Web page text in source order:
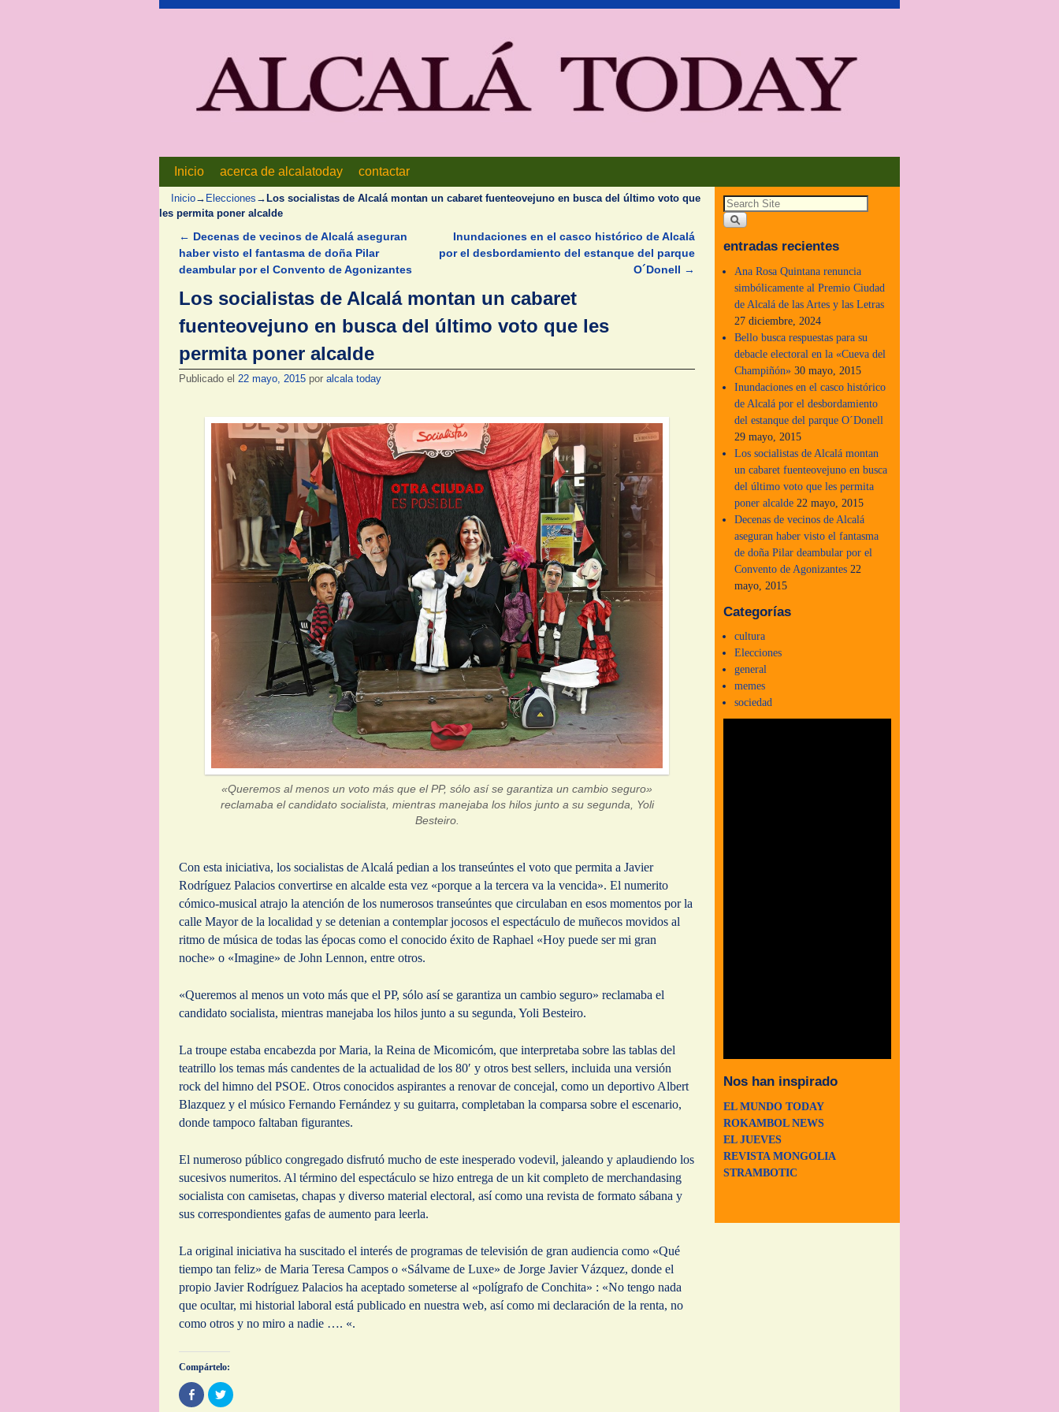
Ir al contenido principal
Ir al contenido secundario
Inicio acerca de alcalatoday contactar
Inicio→ Elecciones → Los socialistas de Alcalá montan un cabaret fuenteovejuno en busca del último voto que
les permita poner alcalde
Navegador de artículos
← Decenas de vecinos de Alcalá aseguran
haber visto el fantasma de doña Pilar
deambular por el Convento de Agonizantes
Inundaciones en el casco histórico de Alcalá
por el desbordamiento del estanque del parque
O´Donell →
Los socialistas de Alcalá montan un cabaret
fuenteovejuno en busca del último voto que les
permita poner alcalde
Publicado el 22 mayo, 2015 por alcala today
«Queremos al menos un voto más que el PP, sólo así se garantiza un cambio seguro»
reclamaba el candidato socialista, mientras manejaba los hilos junto a su segunda, Yoli
Besteiro.
Con esta iniciativa, los socialistas de Alcalá pedian a los transeúntes el voto que permita a Javier
Rodríguez Palacios convertirse en alcalde esta vez «porque a la tercera va la vencida». El numerito
cómico-musical atrajo la atención de los numerosos transeúntes que circulaban en esos momentos por la
calle Mayor de la localidad y se detenian a contemplar jocosos el espectáculo de muñecos movidos al
ritmo de música de todas las épocas como el conocido éxito de Raphael «Hoy puede ser mi gran
noche» o «Imagine» de John Lennon, entre otros.
«Queremos al menos un voto más que el PP, sólo así se garantiza un cambio seguro» reclamaba el
candidato socialista, mientras manejaba los hilos junto a su segunda, Yoli Besteiro.
La troupe estaba encabezda por Maria, la Reina de Micomicóm, que interpretaba sobre las tablas del
teatrillo los temas más candentes de la actualidad de los 80′ y otros best sellers, incluida una versión
rock del himno del PSOE. Otros conocidos aspirantes a renovar de concejal, como un deportivo Albert
Blazquez y el músico Fernando Fernández y su guitarra, completaban la comparsa sobre el escenario,
donde tampoco faltaban figurantes.
El numeroso público congregado disfrutó mucho de este inesperado vodevil, jaleando y aplaudiendo los
sucesivos numeritos. Al término del espectáculo se hizo entrega de un kit completo de merchandasing
socialista con camisetas, chapas y diverso material electoral, así como una revista de formato sábana y
sus correspondientes gafas de aumento para leerla.
La original iniciativa ha suscitado el interés de programas de televisión de gran audiencia como «Qué
tiempo tan feliz» de Maria Teresa Campos o «Sálvame de Luxe» de Jorge Javier Vázquez, donde el
propio Javier Rodríguez Palacios ha aceptado someterse al «polígrafo de Conchita» : «No tengo nada
que ocultar, mi historial laboral está publicado en nuestra web, así como mi declaración de la renta, no
como otros y no miro a nadie …. «.
Compártelo:
C
o
H
a
entradas recientes
Ana Rosa Quintana renuncia
simbólicamente al Premio Ciudad
de Alcalá de las Artes y las Letras
27 diciembre, 2024
Bello busca respuestas para su
debacle electoral en la «Cueva del
Champiñón» 30 mayo, 2015
Inundaciones en el casco histórico
de Alcalá por el desbordamiento
del estanque del parque O´Donell
29 mayo, 2015
Los socialistas de Alcalá montan
un cabaret fuenteovejuno en busca
del último voto que les permita
poner alcalde 22 mayo, 2015
Decenas de vecinos de Alcalá
aseguran haber visto el fantasma
de doña Pilar deambular por el
Convento de Agonizantes 22
mayo, 2015
Categorías
cultura
Elecciones
general
memes
sociedad
Nos han inspirado
EL MUNDO TODAY
ROKAMBOL NEWS
EL JUEVES
REVISTA MONGOLIA
STRAMBOTIC